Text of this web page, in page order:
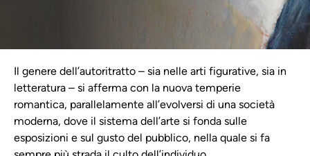
Il genere dell’autoritratto – sia nelle arti figurative, sia in
letteratura – si afferma con la nuova temperie
romantica, parallelamente all’evolversi di una società
moderna, dove il sistema dell’arte si fonda sulle
esposizioni e sul gusto del pubblico, nella quale si fa